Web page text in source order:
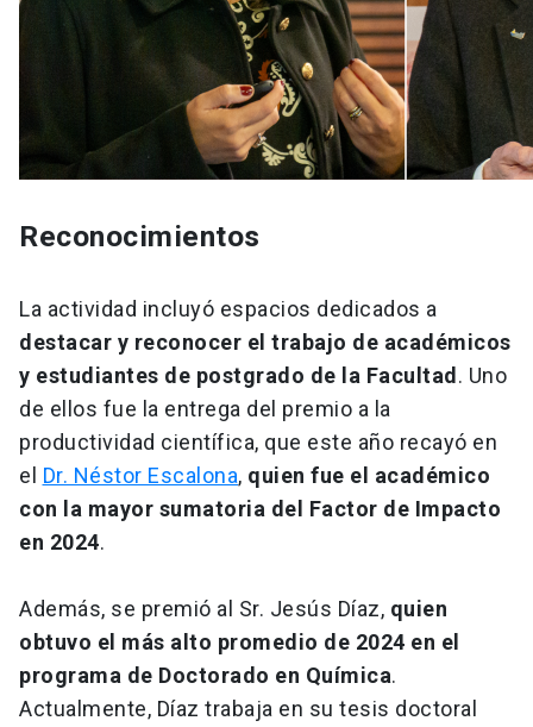
Reconocimientos
La actividad incluyó espacios dedicados a
destacar y reconocer el trabajo de académicos
y estudiantes de postgrado de la Facultad . Uno
de ellos fue la entrega del premio a la
productividad científica, que este año recayó en
el Dr. Néstor Escalona, quien fue el académico
con la mayor sumatoria del Factor de Impacto
en 2024.
Además, se premió al Sr. Jesús Díaz, quien
obtuvo el más alto promedio de 2024 en el
programa de Doctorado en Química.
Actualmente, Díaz trabaja en su tesis doctoral